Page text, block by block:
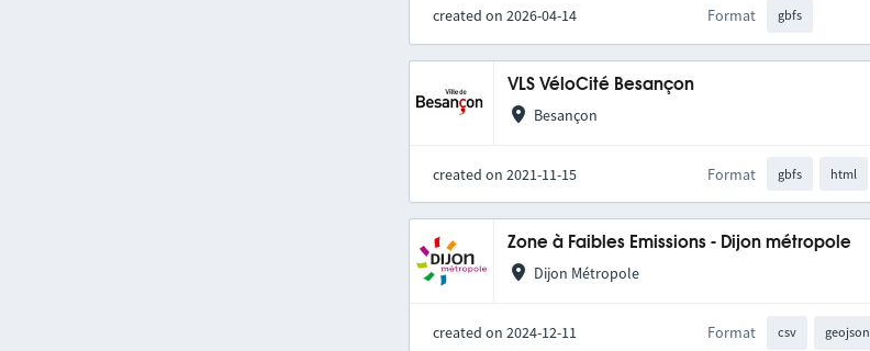
created on 2026-04-14 Format gbfs
VLS VéloCité Besançon
Besançon
created on 2021-11-15 Format gbfs html
Zone à Faibles Emissions - Dijon métropole
Dijon Métropole
created on 2024-12-11 Format csv geojson